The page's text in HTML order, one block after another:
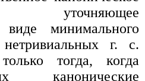
уточняющее
виде минимального
г. с.
тогда, когда
канонические